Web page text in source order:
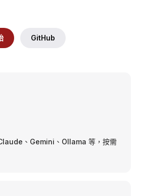
GitHub
、Gemini、Ollama 等，按需